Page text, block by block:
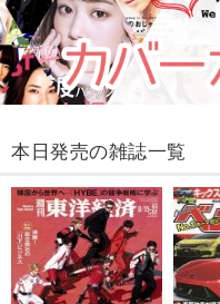
本日発売の雑誌一覧